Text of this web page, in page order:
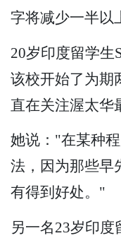
字将减少一半以
20岁印度留学生
该校开始了为期
直在关注渥太华
她说："在某种
法，因为那些早
有得到好处。"
另一名23岁印度